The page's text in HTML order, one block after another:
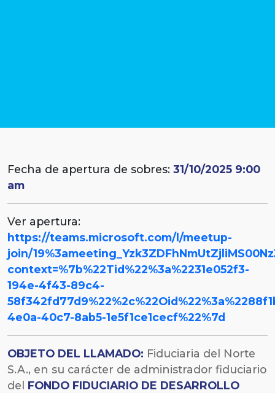
Fecha de apertura de sobres: 31/10/2025 9:00
am
Ver apertura:
https://teams.microsoft.com/l/meetup-
join/
context=%7b%22Tid%22%3a%2231e052f3-
194e-4f43-89c4-
4e0a-40c7-8ab5-1e5f1ce1cecf%22%7d
OBJETO DEL LLAMADO: Fiduciaria del Norte
S.A., en su carácter de administrador fiduciario
del FONDO FIDUCIARIO DE DESARROLLO